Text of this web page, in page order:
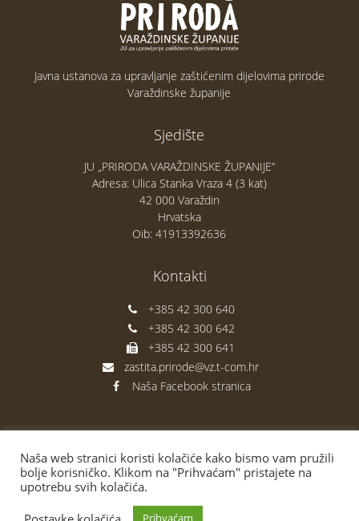
Javna ustanova za upravljanje zaštićenim dijelovima prirode
Varaždinske županije
Sjedište
JU „PRIRODA VARAŽDINSKE ŽUPANIJE“
Adresa: Ulica Stanka Vraza 4 (3 kat)
42 000 Varaždin
Hrvatska
Oib: 41913392636
Kontakti
+385 42 300 640
+385 42 300 642
+385 42 300 641
zastita.prirode@vz.t-com.hr
Naša Facebook stranica
Naša web stranici koristi kolačiće kako bismo vam pružili
bolje korisničko. Klikom na "Prihvaćam" pristajete na
upotrebu svih kolačića.
Prihvaćam